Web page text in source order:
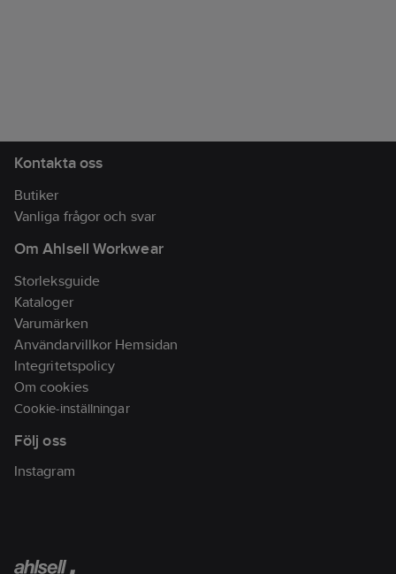
Kontakta oss
Butiker
Vanliga frågor och svar
Om Ahlsell Workwear
Storleksguide
Kataloger
Varumärken
Användarvillkor Hemsidan
Integritetspolicy
Om cookies
Cookie-inställningar
Följ oss
Instagram